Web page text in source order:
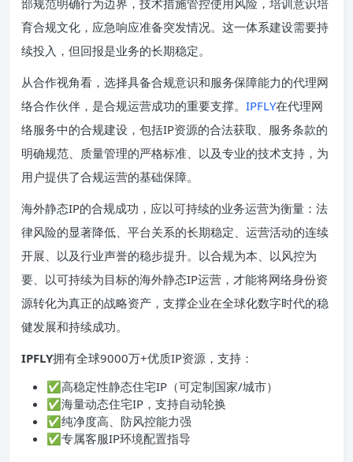
部规范明确行为边界，技术措施管控使用风险，培训意识培
育合规文化，应急响应准备突发情况。这一体系建设需要持
续投入，但回报是业务的长期稳定。
从合作视角看，选择具备合规意识和服务保障能力的代理网
络合作伙伴，是合规运营成功的重要支撑。 IPFLY在代理网
络服务中的合规建设，包括IP资源的合法获取、服务条款的
明确规范、质量管理的严格标准、以及专业的技术支持，为
用户提供了合规运营的基础保障。
海外静态IP的合规成功，应以可持续的业务运营为衡量：法
律风险的显著降低、平台关系的长期稳定、运营活动的连续
开展、以及行业声誉的稳步提升。以合规为本、以风控为
要、以可持续为目标的海外静态IP运营，才能将网络身份资
源转化为真正的战略资产，支撑企业在全球化数字时代的稳
健发展和持续成功。
IPFLY拥有全球9000万+优质IP资源，支持：
✅高稳定性静态住宅IP（可定制国家/城市）
✅海量动态住宅IP，支持自动轮换
✅纯净度高、防风控能力强
✅专属客服IP环境配置指导